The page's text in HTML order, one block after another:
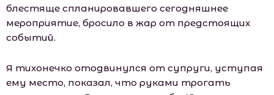
блестяще спланировавшего сегодняшнее
мероприятие, бросило в жар от предстоящих
событий.
Я тихонечко отодвинулся от супруги, уступая
ему место, показал, что руками трогать